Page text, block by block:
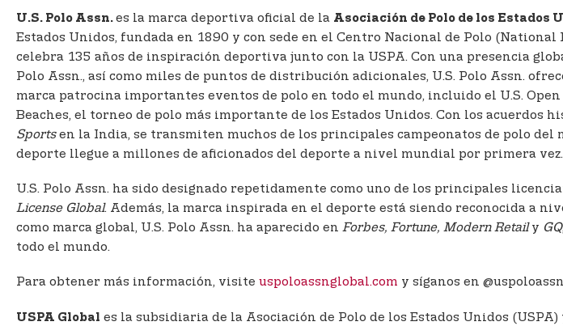
U.S. Polo Assn.es la marca deportiva oficial de la Asociación de Polo de los Estados
Estados Unidos, fundada en 1890 y con sede en el Centro Nacional de Polo
celebra 135 años de inspiración deportiva junto con la USPA. Con una presencia
Polo Assn., así como miles de puntos de distribución adicionales, U.S. Polo Assn.
marca patrocina importantes eventos de polo en todo el mundo, incluido el U.S.
Beaches, el torneo de polo más importante de los Estados Unidos. Con los acuerdos
Sportsen la India, se transmiten muchos de los principales campeonatos de polo del
deporte llegue a millones de aficionados del deporte a nivel mundial por primera vez.
U.S. Polo Assn. ha sido designado repetidamente como uno de los principales
License Global. Además, la marca inspirada en el deporte está siendo reconocida a
como marca global, U.S. Polo Assn. ha aparecido en Forbes, Fortune, Modern Retaily GQ
todo el mundo.
Para obtener más información, visite uspoloassnglobal.com y síganos en
USPA Global es la subsidiaria de la Asociación de Polo de los Estados Unidos